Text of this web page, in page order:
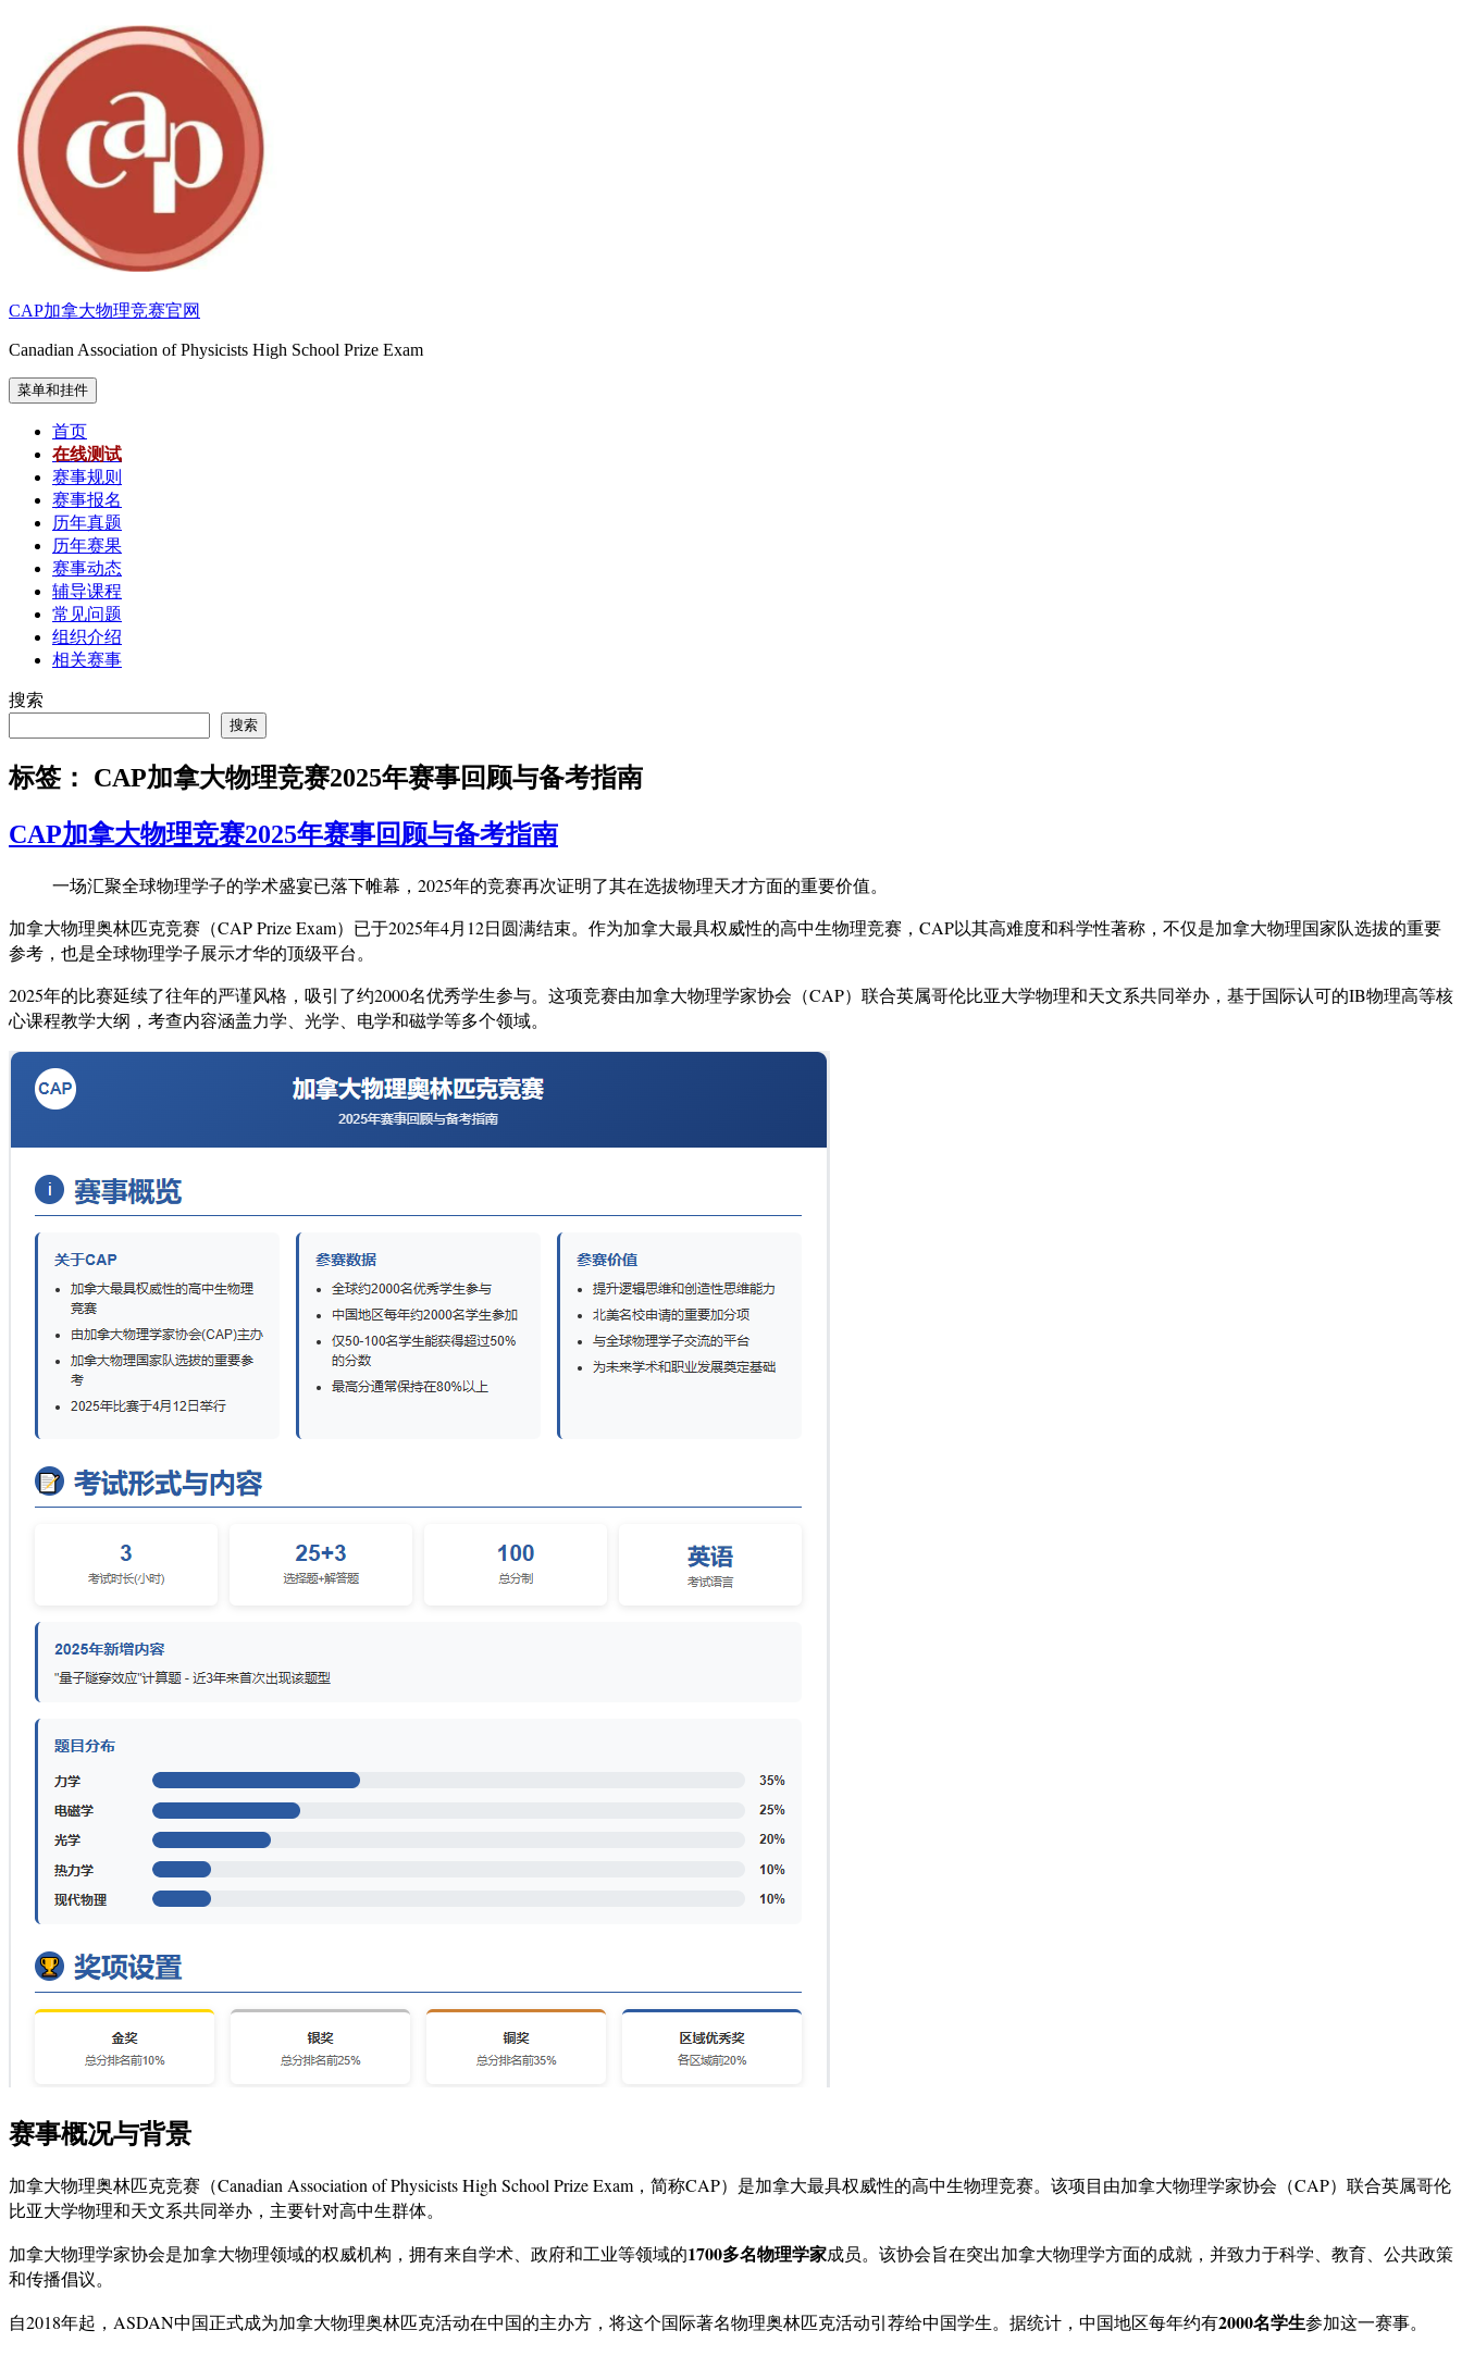
CAP加拿大物理竞赛官网
Canadian Association of Physicists High School Prize Exam
菜单和挂件
首页
在线测试
赛事规则
赛事报名
历年真题
历年赛果
赛事动态
辅导课程
常见问题
组织介绍
相关赛事
搜索
搜索
标签： CAP加拿大物理竞赛2025年赛事回顾与备考指南
CAP加拿大物理竞赛2025年赛事回顾与备考指南
一场汇聚全球物理学子的学术盛宴已落下帷幕，2025年的竞赛再次证明了其在选拔物理天才方面的重要价值。
加拿大物理奥林匹克竞赛（CAP Prize Exam）已于2025年4月12日圆满结束。作为加拿大最具权威性的高中生物理竞赛，CAP以其高难度和科学性著称，不仅是加拿大物理国家队选拔的重要
参考，也是全球物理学子展示才华的顶级平台。
2025年的比赛延续了往年的严谨风格，吸引了约2000名优秀学生参与。这项竞赛由加拿大物理学家协会（CAP）联合英属哥伦比亚大学物理和天文系共同举办，基于国际认可的IB物理高等核
心课程教学大纲，考查内容涵盖力学、光学、电学和磁学等多个领域。
赛事概况与背景
加拿大物理奥林匹克竞赛（Canadian Association of Physicists High School Prize Exam，简称CAP）是加拿大最具权威性的高中生物理竞赛。该项目由加拿大物理学家协会（CAP）联合英属哥伦
比亚大学物理和天文系共同举办，主要针对高中生群体。
加拿大物理学家协会是加拿大物理领域的权威机构，拥有来自学术、政府和工业等领域的1700多名物理学家成员。该协会旨在突出加拿大物理学方面的成就，并致力于科学、教育、公共政策
和传播倡议。
自2018年起，ASDAN中国正式成为加拿大物理奥林匹克活动在中国的主办方，将这个国际著名物理奥林匹克活动引荐给中国学生。据统计，中国地区每年约有2000名学生参加这一赛事。